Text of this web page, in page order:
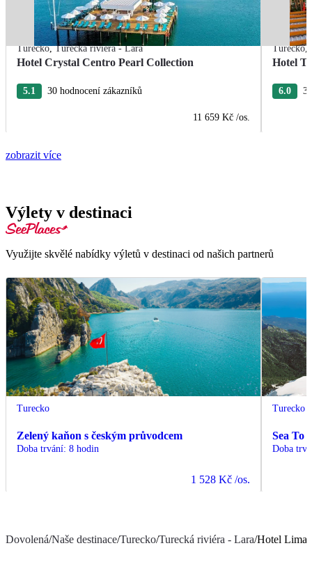
Turecko,Turecká riviéra - Lara
Hotel Crystal Centro Pearl Collection
5.1 30 hodnocení zákazníků
11 659 Kč /os.
Turecko,
Hotel
6.0 3
zobrazit více
Výlety v destinaci
Využijte skvělé nabídky výletů v destinaci od našich partnerů
Turecko
Zelený kaňon s českým průvodcem
Doba trvání: 8 hodin
1 528 Kč /os.
Turecko
Sea To
Doba
Dovolená/Naše destinace/Turecko/Turecká riviéra - Lara/Hotel